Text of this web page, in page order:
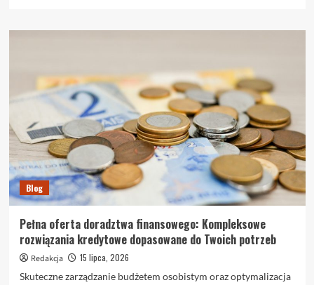
o
pojazdu
przed
zakupem
–
praktyczny
przewodnik
Blog
Pełna oferta doradztwa finansowego: Kompleksowe
rozwiązania kredytowe dopasowane do Twoich potrzeb
Redakcja
15 lipca, 2026
Skuteczne zarządzanie budżetem osobistym oraz optymalizacja